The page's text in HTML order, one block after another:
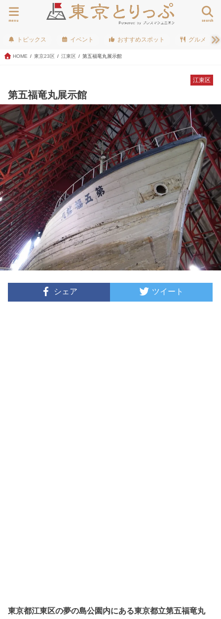
search
menu
トピックス イベント おすすめスポット グルメ
HOME 東京23区 江東区 第五福竜丸展示館
江東区
第五福竜丸展示館
シェア ツイート
東京都江東区の夢の島公園内にある東京都立第五福竜丸